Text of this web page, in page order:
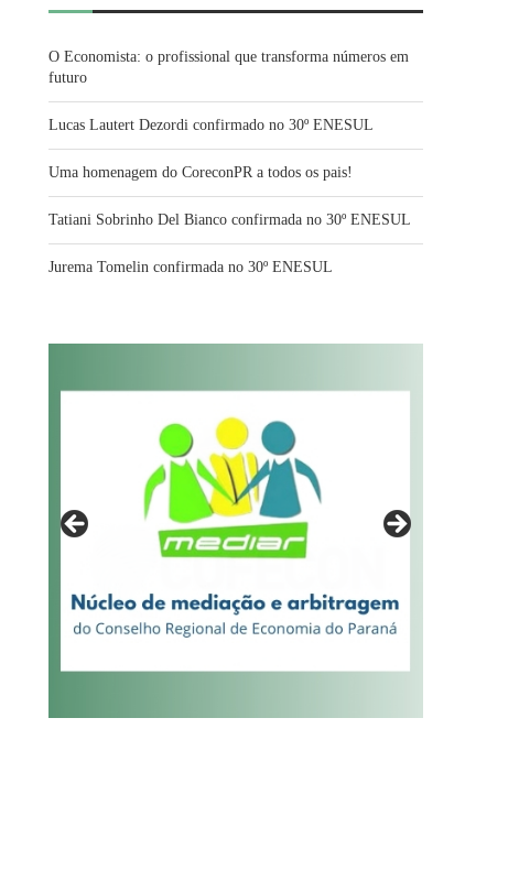
O Economista: o profissional que transforma números em
futuro
Lucas Lautert Dezordi confirmado no 30º ENESUL
Uma homenagem do CoreconPR a todos os pais!
Tatiani Sobrinho Del Bianco confirmada no 30º ENESUL
Jurema Tomelin confirmada no 30º ENESUL